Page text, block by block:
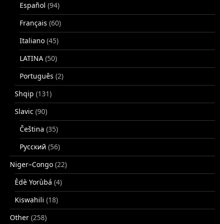
Español (94)
Français (60)
Italiano (45)
LATINA (50)
Português (2)
Shqip (131)
Slavic (90)
Čeština (35)
Русский (56)
Niger–Congo (22)
Èdè Yorùbá (4)
Kiswahili (18)
Other (258)